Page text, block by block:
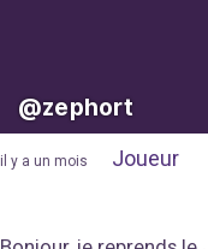
@zephort
il y a un mois Joueur